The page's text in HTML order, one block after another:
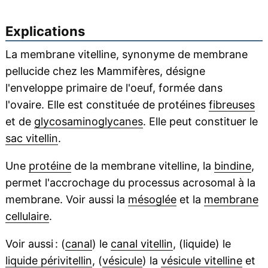
Explications
La membrane vitelline, synonyme de membrane
pellucide chez les Mammifères, désigne
l'enveloppe primaire de l'oeuf, formée dans
l'ovaire. Elle est constituée de protéines fibreuses
et de glycosaminoglycanes. Elle peut constituer le
sac vitellin.
Une protéinede la membrane vitelline, la bindine,
permet l'accrochage du processus acrosomal à la
membrane. Voir aussi la mésogléeet la membrane
cellulaire.
Voir aussi : (canal) le canal vitellin, (liquide) le
liquide périvitellin, (vésicule) la vésicule vitellineet